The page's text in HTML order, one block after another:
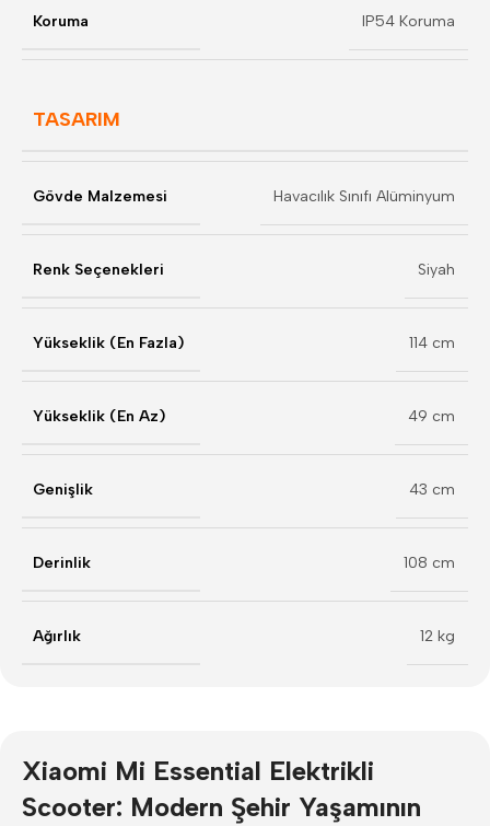
Koruma IP54 Koruma
TASARIM
Gövde Malzemesi Havacılık Sınıfı Alüminyum
Renk Seçenekleri Siyah
Yükseklik (En Fazla) 114 cm
Yükseklik (En Az) 49 cm
Genişlik 43 cm
Derinlik 108 cm
Ağırlık 12 kg
Xiaomi Mi Essential Elektrikli
Scooter: Modern Şehir Yaşamının